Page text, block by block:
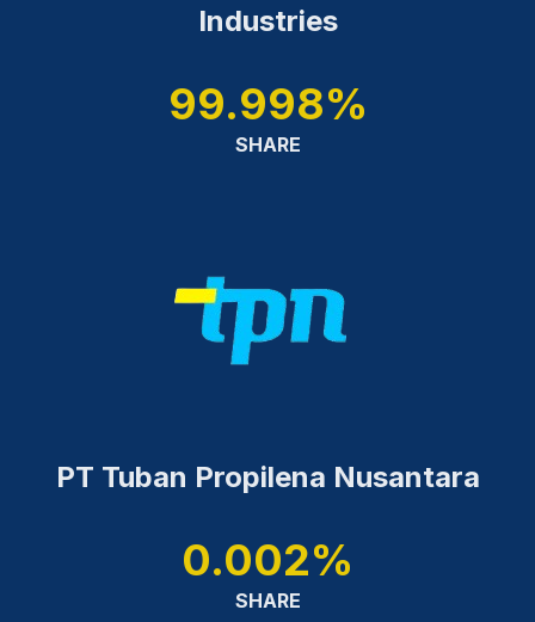
Industries
99.998%
SHARE
PT Tuban Propilena Nusantara
0.002%
SHARE